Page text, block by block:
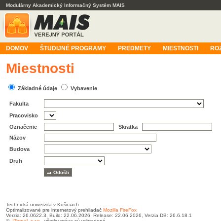
Modulárny Akademický Informačný Systém MAIS
DOMOV ŠTUDIJNÉ PROGRAMY PREDMETY MIESTNOSTI
Miestnosti
Základné údaje Vybavenie
Fakulta
Pracovisko
Označenie
Skratka
Názov
Budova
Druh
Technická univerzita v Košiciach
Optimalizované pre internetový prehliadač Mozilla FireFox
Verzia: 26.0622.3, Build: 22.06.2026, Release: 22.06.2026, Verzia DB: 26.6.18.1